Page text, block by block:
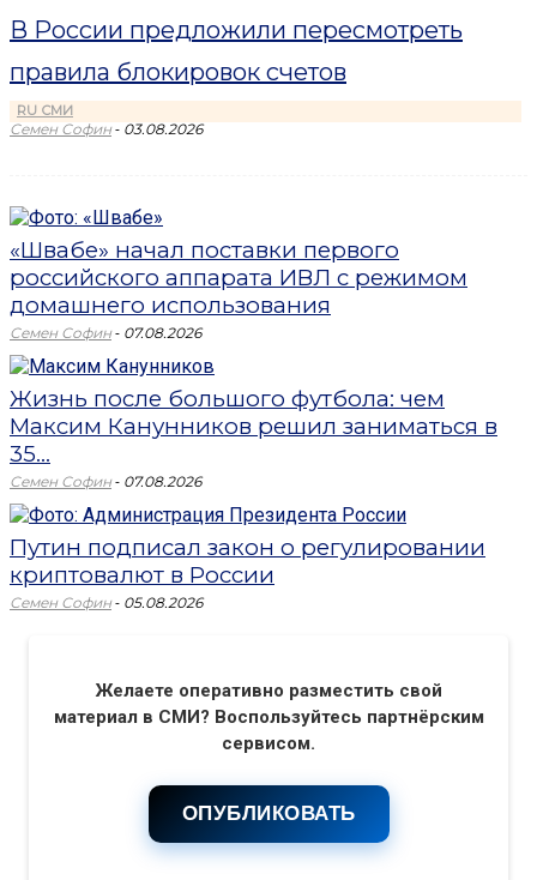
В России предложили пересмотреть
правила блокировок счетов
RU СМИ
Семен Софин - 03.08.2026
«Швабе» начал поставки первого
российского аппарата ИВЛ с режимом
домашнего использования
Семен Софин - 07.08.2026
Жизнь после большого футбола: чем
Максим Канунников решил заниматься в
35...
Семен Софин - 07.08.2026
Путин подписал закон о регулировании
криптовалют в России
Семен Софин - 05.08.2026
Желаете оперативно разместить свой
материал в СМИ? Воспользуйтесь партнёрским
сервисом.
ОПУБЛИКОВАТЬ